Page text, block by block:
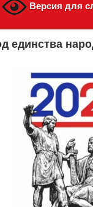
Версия для
единства